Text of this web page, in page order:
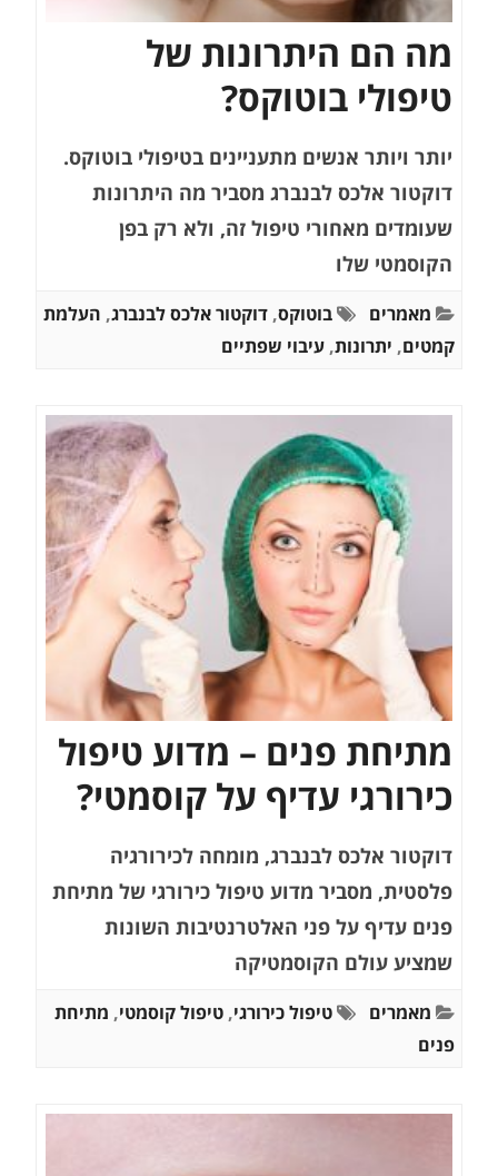
מה הם היתרונות של
טיפולי בוטוקס?
יותר ויותר אנשים מתעניינים בטיפולי בוטוקס.
דוקטור אלכס לבנברג מסביר מה היתרונות
שעומדים מאחורי טיפול זה, ולא רק בפן
הקוסמטי שלו
מאמרים בוטוקס, דוקטור אלכס לבנברג, העלמת
קמטים, יתרונות, עיבוי שפתיים
מתיחת פנים – מדוע טיפול
כירורגי עדיף על קוסמטי?
דוקטור אלכס לבנברג, מומחה לכירורגיה
פלסטית, מסביר מדוע טיפול כירורגי של מתיחת
פנים עדיף על פני האלטרנטיבות השונות
שמציע עולם הקוסמטיקה
מאמרים טיפול כירורגי, טיפול קוסמטי, מתיחת
פנים